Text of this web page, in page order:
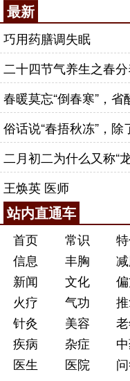
五、调护以
1、起居防外风
根据天气变化调
门窗缝隙之风（中医
当风；保持身体处
御能力降低。
2、警惕生内风
保持情绪舒畅；
最新
巧用药膳调失眠
二十四节气养生之春
春暖莫忘“倒春寒”，
王焕英 医师
站内直通车
首页 常识
信息
丰胸
新闻
文化
火疗
气功
针灸
美容
疾病
杂症
医生
医院